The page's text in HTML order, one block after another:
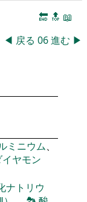
🔚 🔝 📖
◀ 戻る 06進む ▶
ミニウム、
イヤモン
ナトリウ